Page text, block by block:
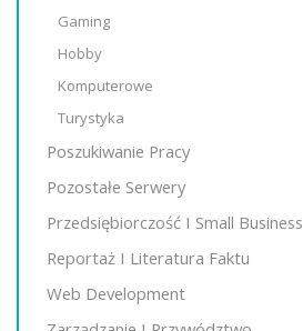
Gaming
Hobby
Komputerowe
Turystyka
Poszukiwanie Pracy
Pozostałe Serwery
Przedsiębiorczość I Small Business
Reportaż I Literatura Faktu
Web Development